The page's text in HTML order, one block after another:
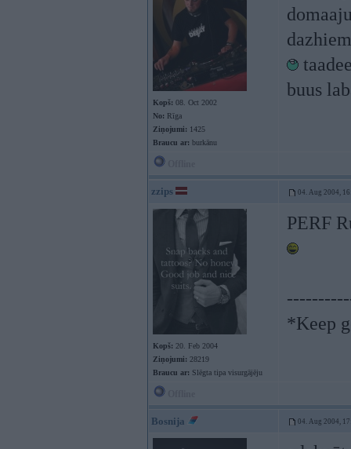
Kopš: 08. Oct 2002
No: Rīga
Ziņojumi: 1425
Braucu ar: burkānu
buus
zzips 04. Aug 2004,
Kopš: 20. Feb 2004
Ziņojumi: 28219
Braucu ar: Slēgta tipa visurgājēju
PERF
*Keep
Bosnija 04. Aug 2004,